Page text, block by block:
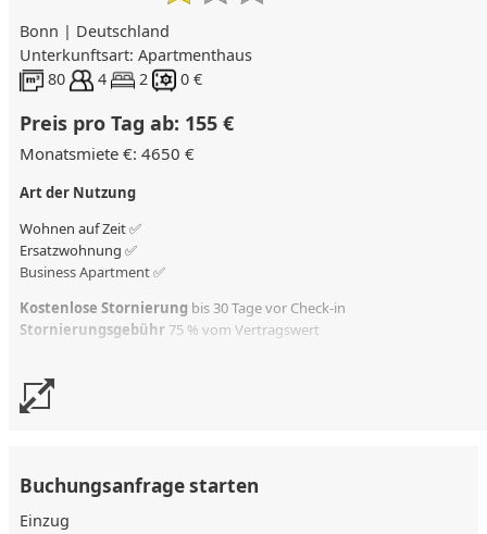
Bonn | Deutschland
Unterkunftsart: Apartmenthaus
80
4 2 0 €
Preis pro Tag ab: 155 €
Monatsmiete €: 4650 €
Art der Nutzung
Wohnen auf Zeit ✅
Ersatzwohnung ✅
Business Apartment ✅
Kostenlose Stornierung bis 30 Tage vor Check-in
Stornierungsgebühr75 % vom Vertragswert
Buchungsanfrage starten
Einzug